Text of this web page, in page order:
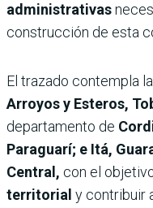
administrativas
construcción de esta
El trazado contempla
Arroyos y Esteros,
departamento de
Paraguarí; e Itá,
Central, con el
territorial y contribuir